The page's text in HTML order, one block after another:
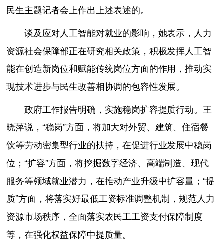
民生主题记者会上作出上述表述的。
谈及应对人工智能对就业的影响，她表示，人力
资源社会保障部正在研究相关政策，积极发挥人工智
能在创造新岗位和赋能传统岗位方面的作用，推动实
现技术进步与民生改善相协调的包容性发展。
政府工作报告明确，实施稳岗扩容提质行动。王
晓萍说，“稳岗”方面，将加大对外贸、建筑、住宿餐
饮等劳动密集型行业的扶持，在促进行业发展中稳岗
位；“扩容”方面，将挖掘数字经济、高端制造、现代
服务等领域就业潜力，在推动产业升级中扩容量；“提
质”方面，将落实好最低工资标准调整机制，规范人力
资源市场秩序，全面落实农民工工资支付保障制度
等，在强化权益保障中提质量。